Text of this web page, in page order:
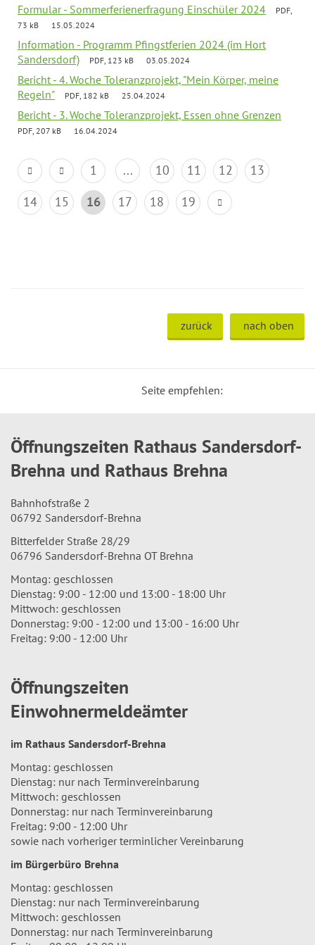
Formular - Sommerferienerfragung Einschüler 2024
PDF,
73 kB
15.05.2024
Information - Programm Pfingstferien 2024 (im Hort
Sandersdorf)
PDF, 123 kB 03.05.2024
Bericht - 4. Woche Toleranzprojekt, "Mein Körper, meine
Regeln"
PDF, 182 kB 25.04.2024
Bericht - 3. Woche Toleranzprojekt, Essen ohne Grenzen
PDF, 207 kB 16.04.2024
1 ... 10 11 12
13
14
15 16 17 18 19
zurück nach oben
Seite empfehlen:
Öffnungszeiten Rathaus Sandersdorf-
Brehna und Rathaus Brehna
Bahnhofstraße 2
06792 Sandersdorf-Brehna
Bitterfelder Straße 28/29
06796 Sandersdorf-Brehna OT Brehna
Montag: geschlossen
Dienstag: 9:00 - 12:00 und 13:00 - 18:00 Uhr
Mittwoch: geschlossen
Donnerstag: 9:00 - 12:00 und 13:00 - 16:00 Uhr
Freitag: 9:00 - 12:00 Uhr
Öffnungszeiten
Einwohnermeldeämter
im Rathaus Sandersdorf-Brehna
Montag: geschlossen
Dienstag: nur nach Terminvereinbarung
Mittwoch: geschlossen
Donnerstag: nur nach Terminvereinbarung
Freitag: 9:00 - 12:00 Uhr
sowie nach vorheriger terminlicher Vereinbarung
im Bürgerbüro Brehna
Montag: geschlossen
Dienstag: nur nach Terminvereinbarung
Mittwoch: geschlossen
Donnerstag: nur nach Terminvereinbarung